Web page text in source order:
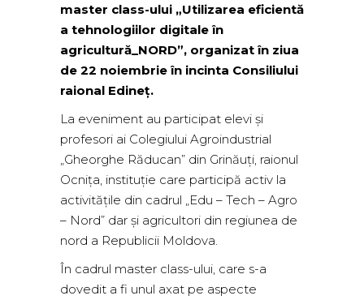
master class-ului „Utilizarea eficientă
a tehnologiilor digitale în
agricultură_NORD”, organizat în ziua
de 22 noiembrie în incinta Consiliului
raional Edineț.
La eveniment au participat elevi și
profesori ai Colegiului Agroindustrial
„Gheorghe Răducan” din Grinăuți, raionul
Ocnița, instituție care participă activ la
activitățile din cadrul „Edu – Tech – Agro
– Nord” dar și agricultori din regiunea de
nord a Republicii Moldova.
În cadrul master class-ului, care s-a
dovedit a fi unul axat pe aspecte